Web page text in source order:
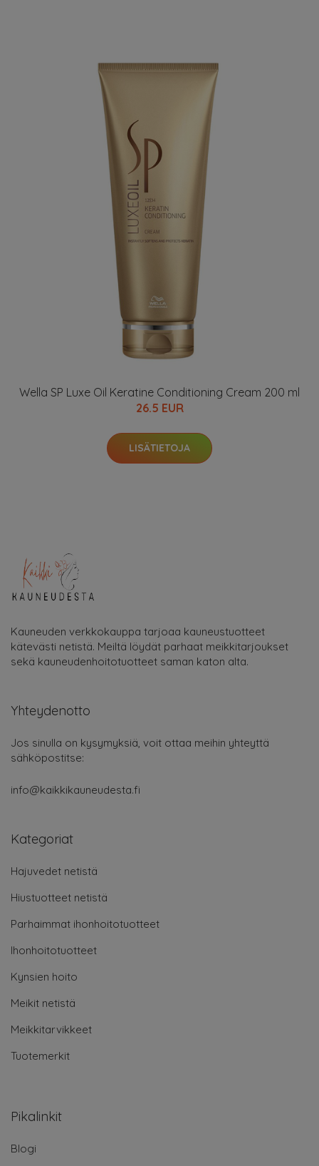
Wella SP Luxe Oil Keratine Conditioning Cream 200 ml
26.5 EUR
LISÄTIETOJA
Kauneuden verkkokauppa tarjoaa kauneustuotteet
kätevästi netistä. Meiltä löydät parhaat meikkitarjoukset
sekä kauneudenhoitotuotteet saman katon alta.
Yhteydenotto
Jos sinulla on kysymyksiä, voit ottaa meihin yhteyttä
sähköpostitse:
info@kaikkikauneudesta.fi
Kategoriat
Hajuvedet netistä
Hiustuotteet netistä
Parhaimmat ihonhoitotuotteet
Ihonhoitotuotteet
Kynsien hoito
Meikit netistä
Meikkitarvikkeet
Tuotemerkit
Pikalinkit
Blogi